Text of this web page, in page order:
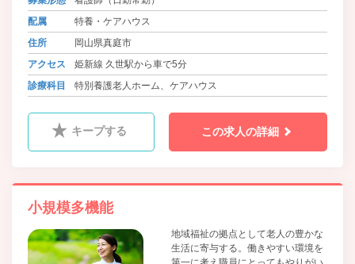
配属
特養・ケアハウス
住所
岡山県真庭市
アクセス
姫新線 久世駅から車で5分
診療科目
特別養護老人ホーム、ケアハウス
キープする この求人の詳細
小規模多機能
地域福祉の拠点として老人の豊かな
生活に寄与する。働きやすい環境を